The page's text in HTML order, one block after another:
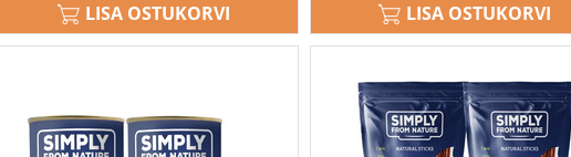
LISA OSTUKORVI LISA OSTUKORVI